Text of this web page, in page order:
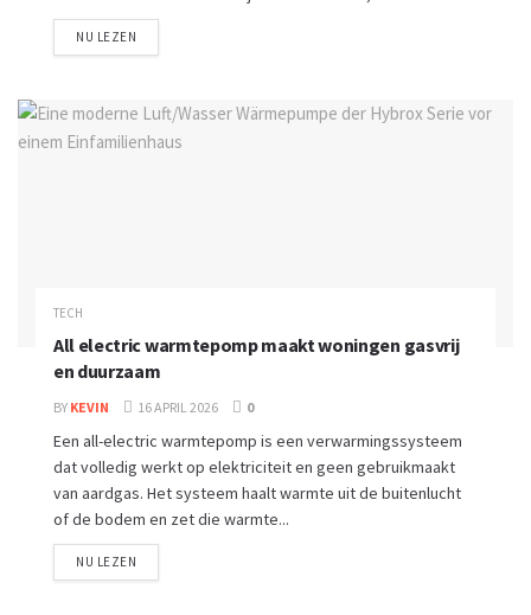
NU LEZEN
TECH
All electric warmtepomp maakt woningen gasvrij
en duurzaam
BY KEVIN 16 APRIL 2026 0
Een all-electric warmtepomp is een verwarmingssysteem
dat volledig werkt op elektriciteit en geen gebruikmaakt
van aardgas. Het systeem haalt warmte uit de buitenlucht
of de bodem en zet die warmte...
NU LEZEN